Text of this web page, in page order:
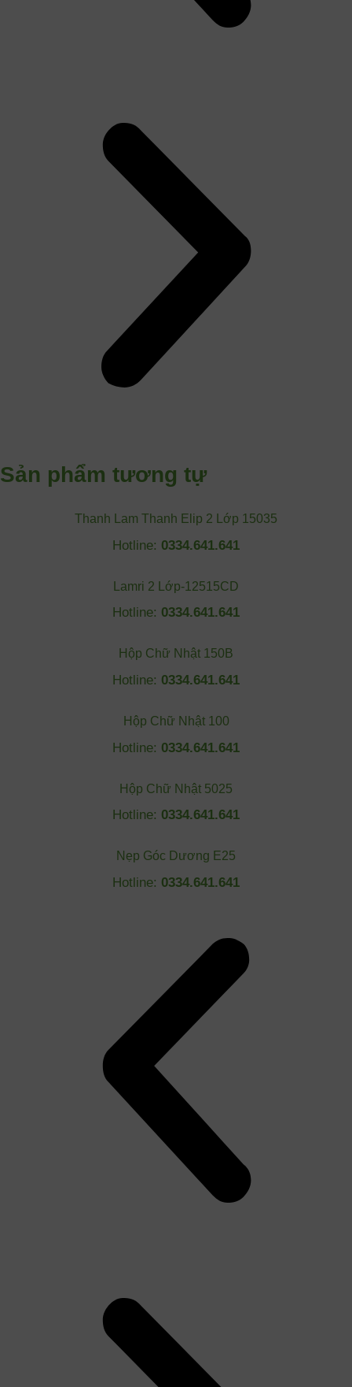
Sản phẩm tương tự
Thanh Lam Thanh Elip 2 Lớp 15035
Hotline: 0334.641.641
Lamri 2 Lớp-12515CD
Hotline: 0334.641.641
Hộp Chữ Nhật 150B
Hotline: 0334.641.641
Hộp Chữ Nhật 100
Hotline: 0334.641.641
Hộp Chữ Nhật 5025
Hotline: 0334.641.641
Nẹp Góc Dương E25
Hotline: 0334.641.641
Mật khẩu
Ghi nhớ đăng nhập
Lost your password?